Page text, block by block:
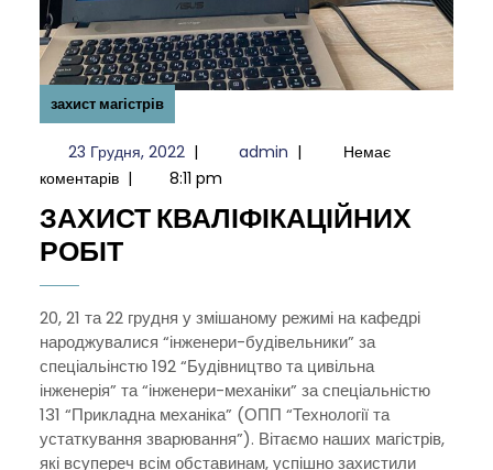
захист магістрів
23 Грудня, 202223
Грудня,
2022
| admin admin
|
Немає
коментарів | 8:11 pm
ЗАХИСТ КВАЛІФІКАЦІЙНИХ
РОБІТЗАХИСТ
РОБІТ
20, 21 та 22 грудня у змішаному режимі на кафедрі
народжувалися “інженери-будівельники” за
спеціальінстю 192 “Будівництво та цивільна
інженерія” та “інженери-механіки” за спеціальністю
131 “Прикладна механіка” (ОПП “Технології та
устаткування зварювання”). Вітаємо наших магістрів,
які всупереч всім обставинам, успішно захистили